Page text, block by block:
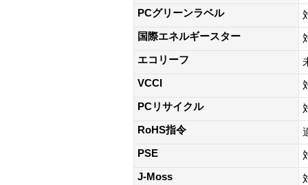
PCグリーンラベル
国際エネルギースター
エコリーフ
VCCI
PCリサイクル
RoHS指令
PSE
J-Moss